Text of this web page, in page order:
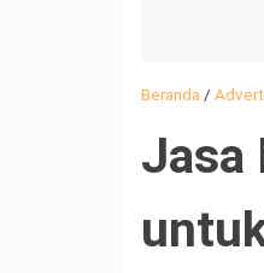
Beranda /
Jasa